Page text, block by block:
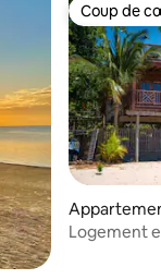
Coup de
Coup de
epartment
Logement